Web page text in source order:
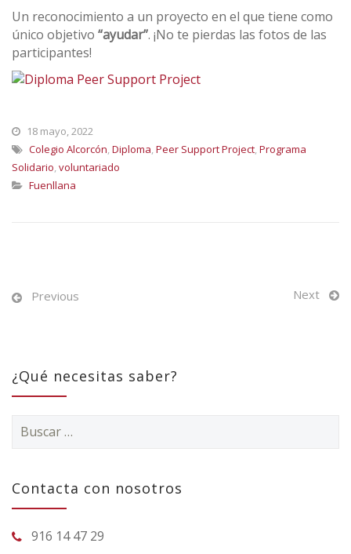
Un reconocimiento a un proyecto en el que tiene como
único objetivo “ayudar”. ¡No te pierdas las fotos de las
participantes!
18 mayo, 2022
Colegio Alcorcón, Diploma, Peer Support Project, Programa
Solidario, voluntariado
Fuenllana
Previous Next
¿Qué necesitas saber?
Buscar:
Contacta con nosotros
916 14 47 29